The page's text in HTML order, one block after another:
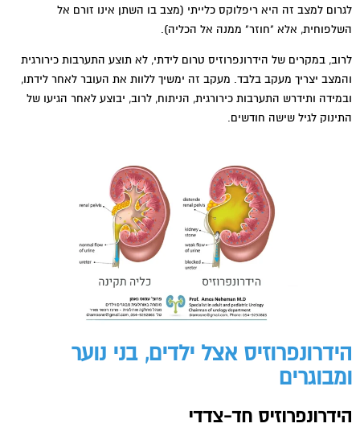
לגרום למצב זה היא ריפלוקס כלייתי (מצב בו השתן אינו זורם אל
השלפוחית, אלא "חוזר" ממנה אל הכליה).
לרוב, במקרים של הידרונפרוזיס טרום לידתי, לא תוצע התערבות כירורגית
והמצב יצריך מעקב בלבד. מעקב זה ימשיך ללוות את העובר לאחר לידתו,
ובמידה ותידרש התערבות כירורגית, הניתוח, לרוב, יבוצע לאחר הגיעו של
התינוק לגיל שישה חודשים.
הידרונפרוזיס אצל ילדים, בני נוער
ומבוגרים
הידרונפרוזיס חד-צדדי